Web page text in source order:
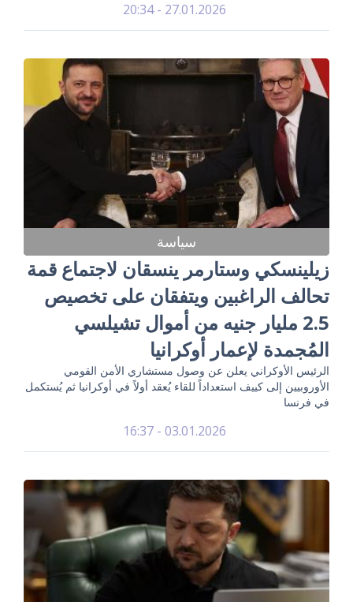
27.01.2026 - 20:34
سياسة
زيلينسكي وستارمر ينسقان لاجتماع قمة
تحالف الراغبين ويتفقان على تخصيص
2.5 مليار جنيه من أموال تشيلسي
المُجمدة لإعمار أوكرانيا
الرئيس الأوكراني يعلن عن وصول مستشاري الأمن القومي
الأوروبيين إلى كييف استعداداً للقاء يُعقد أولاً في أوكرانيا ثم يُستكمل
في فرنسا
03.01.2026 - 16:37